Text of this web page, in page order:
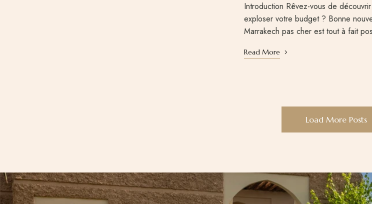
Introduction Rêvez-vous de
exploser votre budget ? Bonne
Marrakech pas cher est tout à fait
Read More
Load More Posts